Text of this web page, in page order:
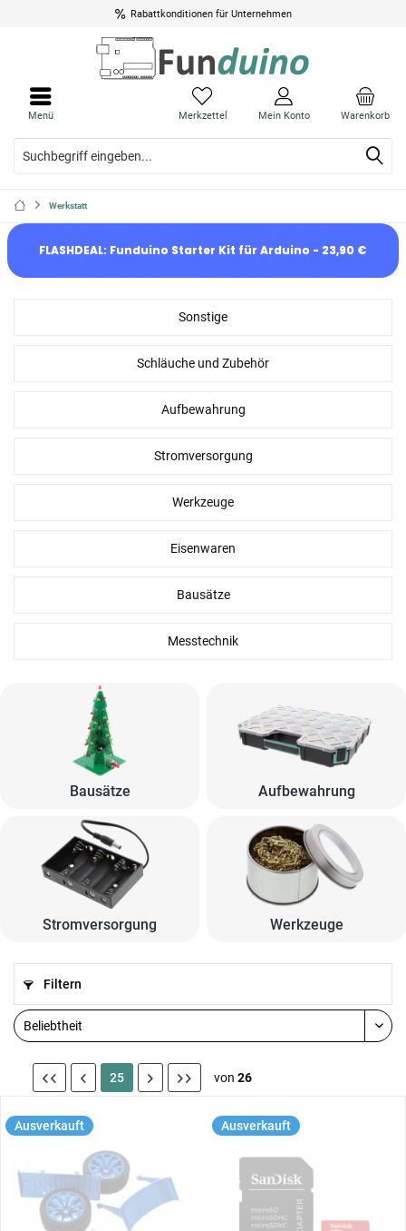
Rabattkonditionen für Unternehmen
Warenkorb
Merkzettel Mein Konto
Menü
Werkstatt
FLASHDEAL: Funduino Starter Kit für Arduino - 23,90 €
Sonstige
Schläuche und Zubehör
Aufbewahrung
Stromversorgung
Werkzeuge
Eisenwaren
Bausätze
Messtechnik
Bausätze
Stromversorgung
Aufbewahrung
Werkzeuge
Filtern
25 von 26
Ausverkauft Ausverkauft